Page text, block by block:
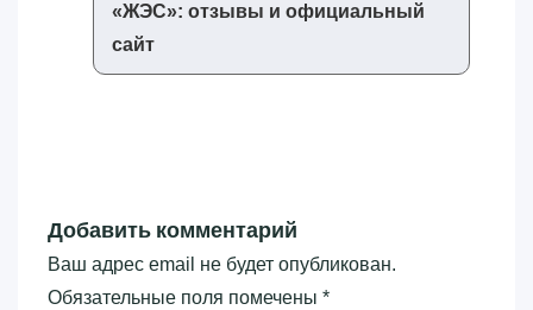
«‎ЖЭС»‎: отзывы и официальный
сайт
Добавить комментарий
Ваш адрес email не будет опубликован.
Обязательные поля помечены *